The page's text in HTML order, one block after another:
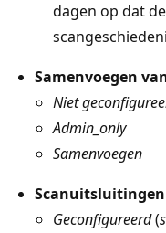
dagen op dat
Samenvoegen
Niet
Admin_only
Samenvoegen
Scanuitsluitingen
Geconfigureerd(